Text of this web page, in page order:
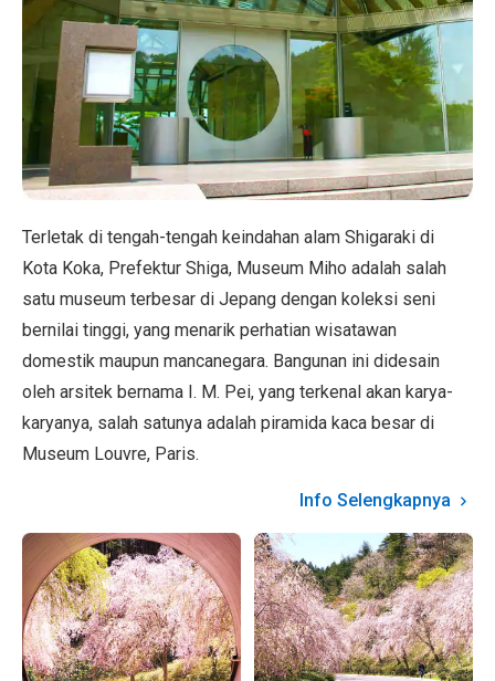
Terletak di tengah-tengah keindahan alam Shigaraki di
Kota Koka, Prefektur Shiga, Museum Miho adalah salah
satu museum terbesar di Jepang dengan koleksi seni
bernilai tinggi, yang menarik perhatian wisatawan
domestik maupun mancanegara. Bangunan ini didesain
oleh arsitek bernama I. M. Pei, yang terkenal akan karya-
karyanya, salah satunya adalah piramida kaca besar di
Museum Louvre, Paris.
Info Selengkapnya